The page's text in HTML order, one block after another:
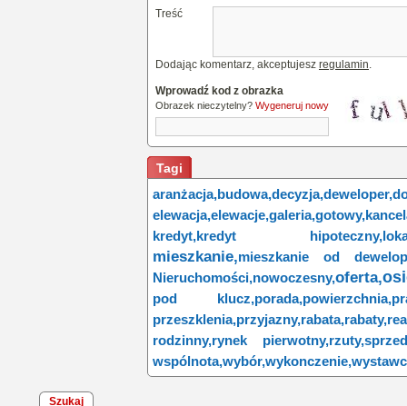
Treść
Dodając komentarz, akceptujesz regulamin.
Wprowadź kod z obrazka
Obrazek nieczytelny? Wygeneruj nowy
Tagi
aranżacja,budowa,decyzja,deweloper,
elewacja,elewacje,galeria,gotowy,
kredyt,kredyt hipoteczny,
mieszkanie,mieszkanie od
Nieruchomości,nowoczesny,oferta,
pod klucz,porada,powierzchnia,
przeszklenia,przyjazny,rabata,rabaty,
rodzinny,rynek pierwotny,rzuty,
wspólnota,wybór,wykonczenie,
Szukaj